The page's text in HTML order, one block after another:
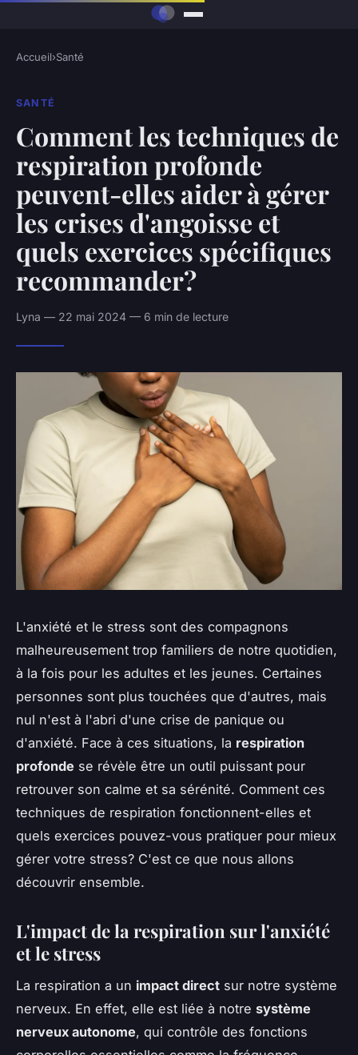
Accueil›Santé
SANTÉ
Comment les techniques de
respiration profonde
peuvent-elles aider à gérer
les crises d'angoisse et
quels exercices spécifiques
recommander?
Lyna — 22 mai 2024 — 6 min de lecture
L'anxiété et le stress sont des compagnons
malheureusement trop familiers de notre quotidien,
à la fois pour les adultes et les jeunes. Certaines
personnes sont plus touchées que d'autres, mais
nul n'est à l'abri d'une crise de panique ou
d'anxiété. Face à ces situations, la respiration
profonde se révèle être un outil puissant pour
retrouver son calme et sa sérénité. Comment ces
techniques de respiration fonctionnent-elles et
quels exercices pouvez-vous pratiquer pour mieux
gérer votre stress? C'est ce que nous allons
découvrir ensemble.
L'impact de la respiration sur l'anxiété
et le stress
La respiration a un impact direct sur notre système
nerveux. En effet, elle est liée à notre système
nerveux autonome, qui contrôle des fonctions